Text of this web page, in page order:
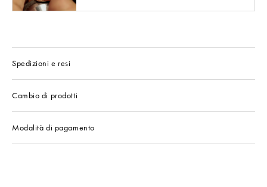
Spedizioni e resi
Cambio di prodotti
Modalità di pagamento